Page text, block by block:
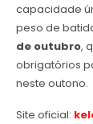
capacidade
peso de
de outubro,
obrigatórios
neste outono.
Site oficial: